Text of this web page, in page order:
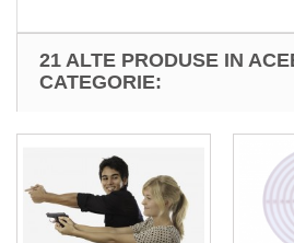
21 ALTE PRODUSE IN
CATEGORIE: